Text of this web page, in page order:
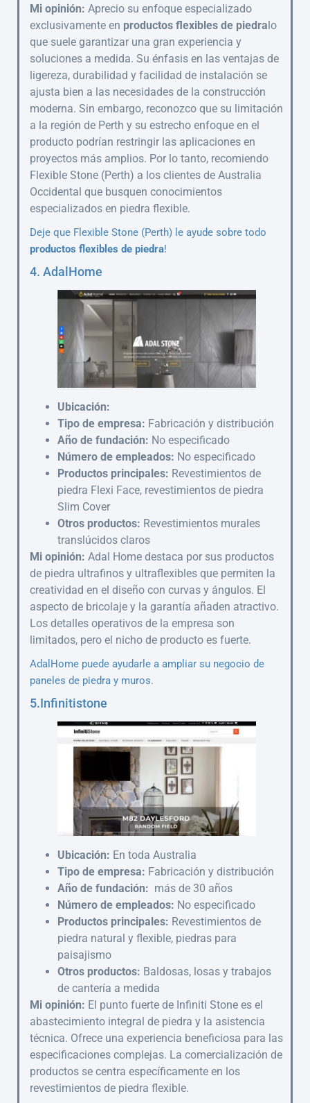
Mi opinión: Aprecio su enfoque especializado
exclusivamente en productos flexibles de piedralo
que suele garantizar una gran experiencia y
soluciones a medida. Su énfasis en las ventajas de
ligereza, durabilidad y facilidad de instalación se
ajusta bien a las necesidades de la construcción
moderna. Sin embargo, reconozco que su limitación
a la región de Perth y su estrecho enfoque en el
producto podrían restringir las aplicaciones en
proyectos más amplios. Por lo tanto, recomiendo
Flexible Stone (Perth) a los clientes de Australia
Occidental que busquen conocimientos
especializados en piedra flexible.
Deje que Flexible Stone (Perth) le ayude sobre todo
productos flexibles de piedra!
4. AdalHome
Ubicación:
Tipo de empresa: Fabricación y distribución
Año de fundación: No especificado
Número de empleados: No especificado
Productos principales: Revestimientos de
piedra Flexi Face, revestimientos de piedra
Slim Cover
Otros productos: Revestimientos murales
translúcidos claros
Mi opinión: Adal Home destaca por sus productos
de piedra ultrafinos y ultraflexibles que permiten la
creatividad en el diseño con curvas y ángulos. El
aspecto de bricolaje y la garantía añaden atractivo.
Los detalles operativos de la empresa son
limitados, pero el nicho de producto es fuerte.
AdalHome puede ayudarle a ampliar su negocio de
paneles de piedra y muros.
5.Infinitistone
Ubicación: En toda Australia
Tipo de empresa: Fabricación y distribución
Año de fundación: más de 30 años
Número de empleados: No especificado
Productos principales: Revestimientos de
piedra natural y flexible, piedras para
paisajismo
Otros productos: Baldosas, losas y trabajos
de cantería a medida
Mi opinión: El punto fuerte de Infiniti Stone es el
abastecimiento integral de piedra y la asistencia
técnica. Ofrece una experiencia beneficiosa para las
especificaciones complejas. La comercialización de
productos se centra específicamente en los
revestimientos de piedra flexible.